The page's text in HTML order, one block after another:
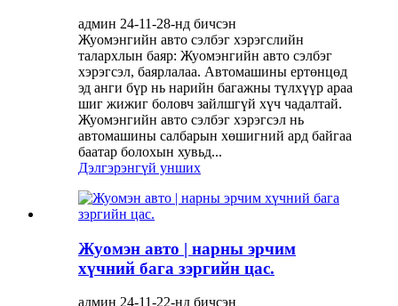
админ 24-11-28-нд бичсэн
Жуомэнгийн авто сэлбэг хэрэгслийн
талархлын баяр: Жуомэнгийн авто сэлбэг
хэрэгсэл, баярлалаа. Автомашины ертөнцөд
эд анги бүр нь нарийн багажны түлхүүр араа
шиг жижиг боловч зайлшгүй хүч чадалтай.
Жуомэнгийн авто сэлбэг хэрэгсэл нь
автомашины салбарын хөшигний ард байгаа
баатар болохын хувьд...
Дэлгэрэнгүй унших
Жуомэн авто | нарны эрчим
хүчний бага зэргийн цас.
админ 24-11-22-нд бичсэн